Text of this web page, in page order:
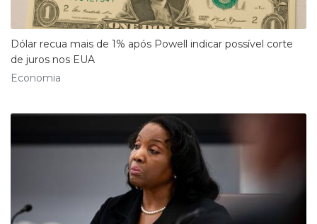
Dólar recua mais de 1% após Powell indicar possível corte
de juros nos EUA
Economia